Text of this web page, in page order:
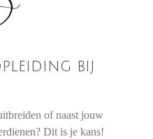
bij
of naast jouw
Dit is je kans!